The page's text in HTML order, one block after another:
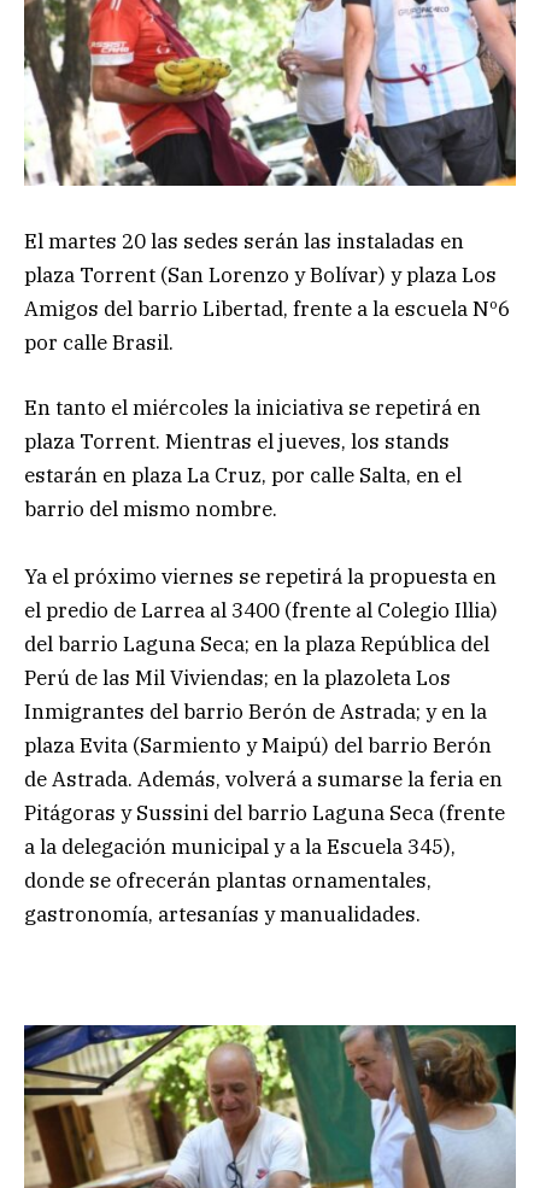
El martes 20 las sedes serán las instaladas en
plaza Torrent (San Lorenzo y Bolívar) y plaza Los
Amigos del barrio Libertad, frente a la escuela Nº6
por calle Brasil.
En tanto el miércoles la iniciativa se repetirá en
plaza Torrent. Mientras el jueves, los stands
estarán en plaza La Cruz, por calle Salta, en el
barrio del mismo nombre.
Ya el próximo viernes se repetirá la propuesta en
el predio de Larrea al 3400 (frente al Colegio Illia)
del barrio Laguna Seca; en la plaza República del
Perú de las Mil Viviendas; en la plazoleta Los
Inmigrantes del barrio Berón de Astrada; y en la
plaza Evita (Sarmiento y Maipú) del barrio Berón
de Astrada. Además, volverá a sumarse la feria en
Pitágoras y Sussini del barrio Laguna Seca (frente
a la delegación municipal y a la Escuela 345),
donde se ofrecerán plantas ornamentales,
gastronomía, artesanías y manualidades.